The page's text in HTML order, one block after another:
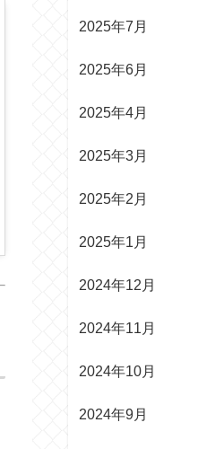
2025年7月
2025年6月
2025年4月
2025年3月
2025年2月
2025年1月
2024年12月
2024年11月
2024年10月
2024年9月